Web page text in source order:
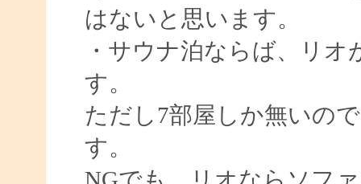
はないと思います。
・サウナ泊ならば、リ
す。
ただし7部屋しか無いの
す。